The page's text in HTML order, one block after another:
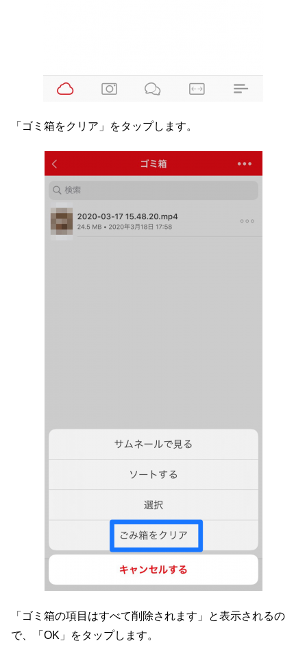
「ゴミ箱をクリア」をタップします。
「ゴミ箱の項目はすべて削除されます」と表示されるの
で、「OK」をタップします。